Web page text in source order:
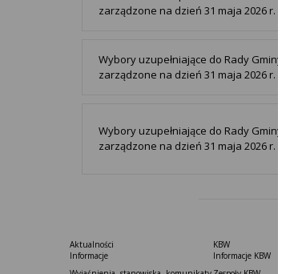
zarządzone na dzień 31 maja 2026 r.
Wybory uzupełniające do Rady Gminy
zarządzone na dzień 31 maja 2026 r.
Wybory uzupełniające do Rady Gminy
zarządzone na dzień 31 maja 2026 r.
Aktualności
Informacje
KBW
Informacje KBW